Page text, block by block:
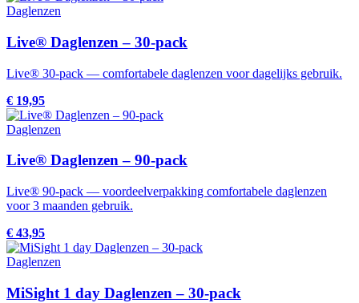
Daglenzen
Live® Daglenzen – 30-pack
Live® 30-pack — comfortabele daglenzen voor dagelijks gebruik.
€ 19,95
Daglenzen
Live® Daglenzen – 90-pack
Live® 90-pack — voordeelverpakking comfortabele daglenzen
voor 3 maanden gebruik.
€ 43,95
Daglenzen
MiSight 1 day Daglenzen – 30-pack